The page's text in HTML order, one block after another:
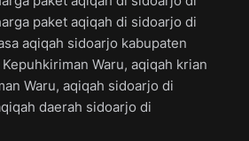
paket aqiqah di sidoarjo di
aqiqah sidoarjo kabupaten
Waru, aqiqah krian
Waru, aqiqah sidoarjo di
daerah sidoarjo di